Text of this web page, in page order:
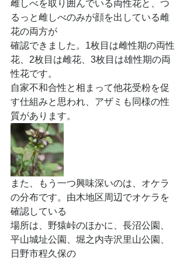
雌しべを取り囲んでいる両性花と、つ
るっと雌しべのみが顔を出している雌
花の両方が
確認できました。1枚目は雌性期の両性
花、2枚目は雌花、3枚目は雄性期の両
性花です。
自家不和合性と相まって他花受粉を促
す仕組みと思われ、アザミも同様の性
質があります。
また、もう一つ興味深いのは、オケラ
の分布です。由木地区周辺でオケラを
確認している
場所は、野猿峠のほかに、長沼公園、
平山城址公園、堀之内寺沢里山公園、
日野市程久保の